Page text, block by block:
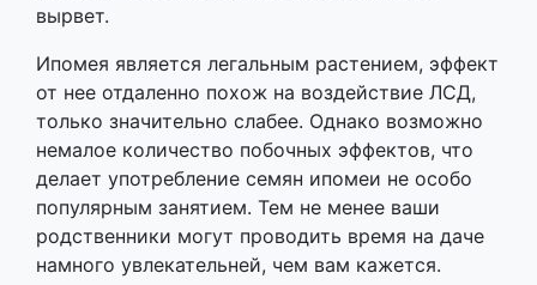
вырвет.
Ипомея является легальным растением, эффект
от нее отдаленно похож на воздействие ЛСД,
только значительно слабее. Однако возможно
немалое количество побочных эффектов, что
делает употребление семян ипомеи не особо
популярным занятием. Тем не менее ваши
родственники могут проводить время на даче
намного увлекательней, чем вам кажется.